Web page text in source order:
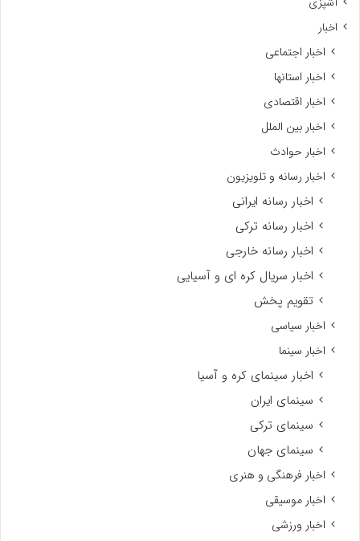
اخبار
اخبار اجتماعی
اخبار استانها
اخبار اقتصادی
اخبار بین الملل
اخبار حوادث
اخبار رسانه و تلویزیون
اخبار رسانه ایرانی
اخبار رسانه ترکی
اخبار رسانه خارجی
اخبار سریال کره ای و آسیایی
تقویم پخش
اخبار سیاسی
اخبار سینما
اخبار سینمای کره و آسیا
سینمای ایران
سینمای ترکی
سینمای جهان
اخبار فرهنگی و هنری
اخبار موسیقی
اخبار ورزشی